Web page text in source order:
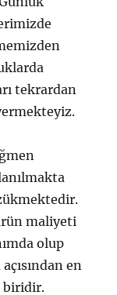
tekrardan
maliyeti
olup
en
biridir.